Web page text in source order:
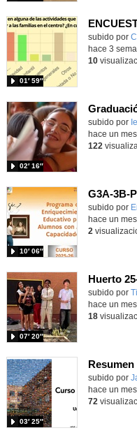
Contenido
subido por
01′ 59″
hace 3
10
Contenido
subido por
02′ 16″
hace un mes
122
Contenido
subido por
10′ 06″
hace un mes
2
Huerto
subido por
07′ 20″
hace un mes
18
subido por
03′ 25″
hace un mes
72